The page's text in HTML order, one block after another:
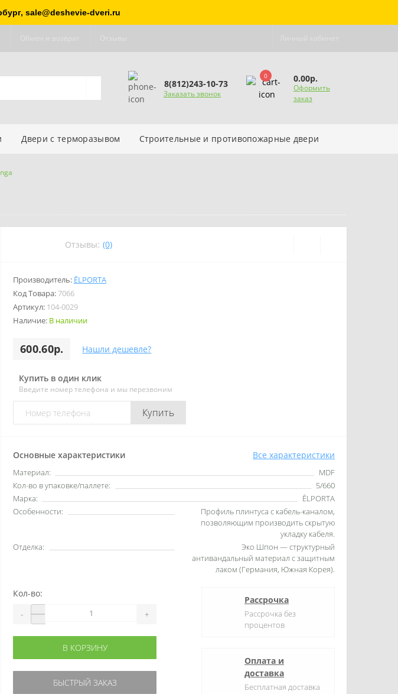
sale@deshevie-dveri.ru
8(812)243-10-73
Заказать звонок
0 0.00р.
Оформить
заказ
Двери с терморазывом Строительные и противопожарные двери
Отзывы: (0)
Производитель: ĒLPORTA
Код Товара:7066
Артикул: 104-0029
Наличие: В наличии
600.60р. Нашли дешевле?
Купить в один клик
Введите номер телефона и мы перезвоним
Купить
Основные характеристики Все характеристики
Материал:
MDF
Кол-во в упаковке/паллете:
5/660
Марка:
ĒLPORTA
Особенности:
Профиль плинтуса с кабель-каналом,
позволяющим производить скрытую
укладку кабеля.
Отделка:
Эко Шпон — структурный
антивандальный материал с защитным
лаком (Германия, Южная Корея).
Кол-во:
- +
В КОРЗИНУ
БЫСТРЫЙ ЗАКАЗ
Рассрочка
Рассрочка без
процентов
Оплата и
доставка
Бесплатная доставка